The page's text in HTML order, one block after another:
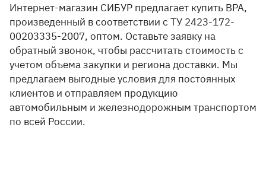
Интернет-магазин СИБУР предлагает купить BPA,
произведенный в соответствии с ТУ 2423-172-
00203335-2007, оптом. Оставьте заявку на
обратный звонок, чтобы рассчитать стоимость с
учетом объема закупки и региона доставки. Мы
предлагаем выгодные условия для постоянных
клиентов и отправляем продукцию
автомобильным и железнодорожным транспортом
по всей России.